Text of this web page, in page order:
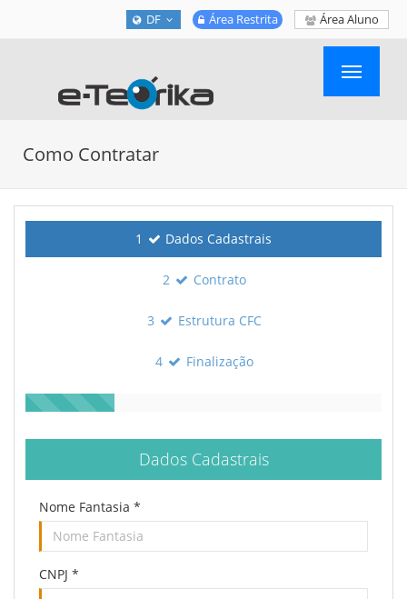
DF Área Restrita Área Aluno
Toggle
Como Contratar
1 Dados Cadastrais
2 Contrato
3 Estrutura CFC
4 Finalização
Dados Cadastrais
Nome Fantasia *
CNPJ *